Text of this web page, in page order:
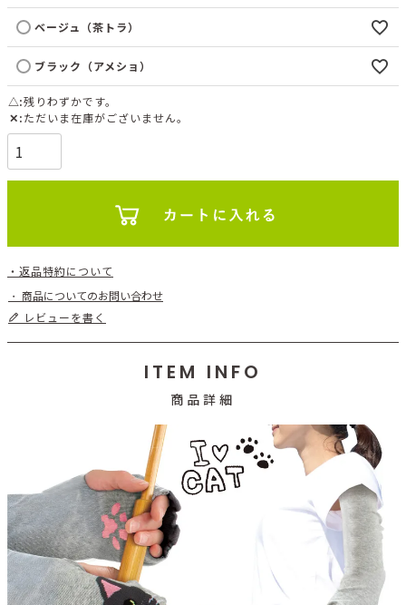
ベージュ（茶トラ）
ブラック（アメショ）
△ 残りわずかです。
✕ ただいま在庫がございません。
返品特約について
商品についてのお問い合わせ
レビューを書く
ITEM INFO
商品詳細